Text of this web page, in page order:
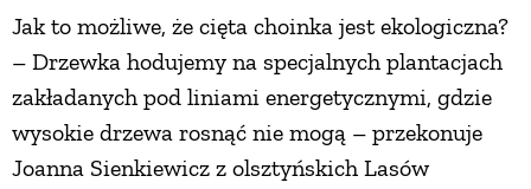
Jak to możliwe, że cięta choinka jest ekologiczna?
– Drzewka hodujemy na specjalnych plantacjach
zakładanych pod liniami energetycznymi, gdzie
wysokie drzewa rosnąć nie mogą – przekonuje
Joanna Sienkiewicz z olsztyńskich Lasów